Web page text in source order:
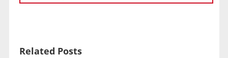
Related Posts